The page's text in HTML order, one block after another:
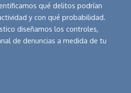
qué delitos podrían
y con qué probabilidad.
diseñamos los controles,
de denuncias a medida de tu